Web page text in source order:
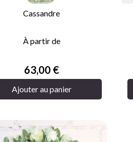
Cassandre
À partir de
Prix
63,00 €
Ajouter au panier